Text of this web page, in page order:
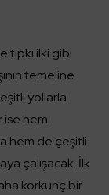
ilki gibi
temeline
yollarla
ise hem
hem de çeşitli
çalışacak. İlk
korkunç bir